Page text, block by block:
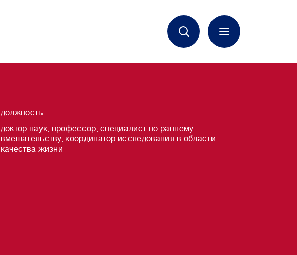
должность:
доктор наук, профессор, специалист по раннему
вмешательству, координатор исследования в области
качества жизни